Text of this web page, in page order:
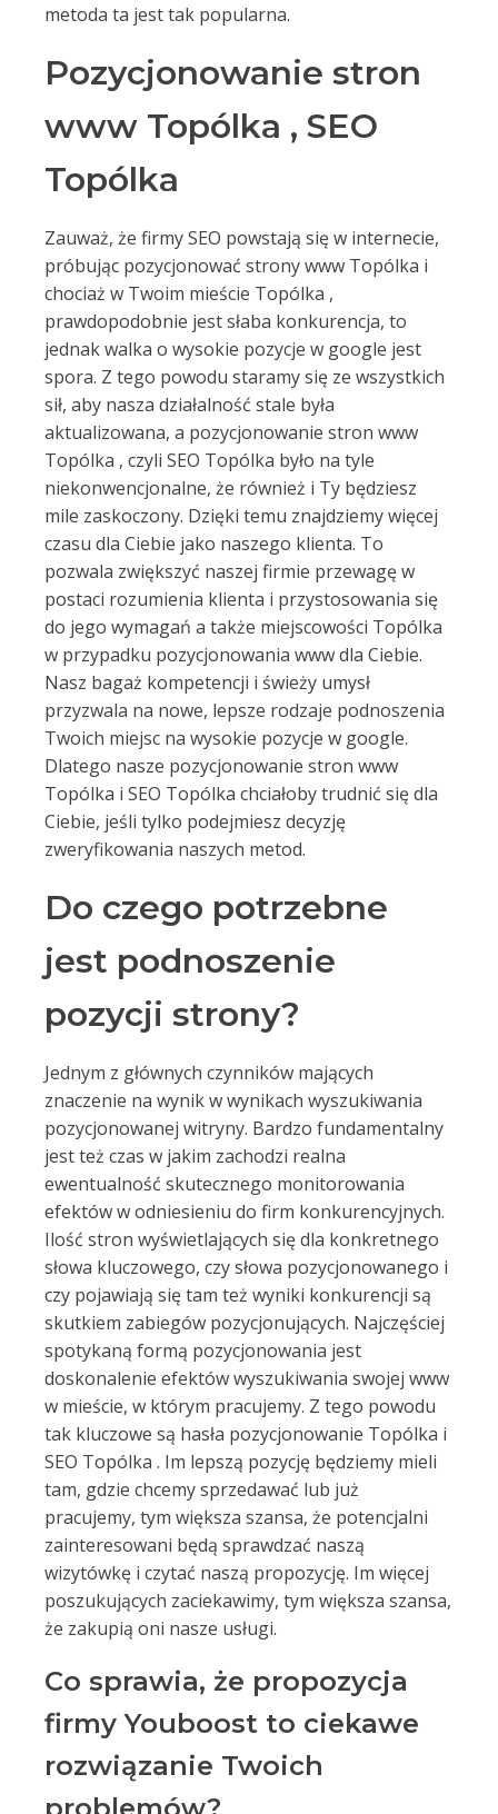
metoda ta jest tak popularna.
Pozycjonowanie stron
www Topólka , SEO
Topólka
Zauważ, że firmy SEO powstają się w internecie,
próbując pozycjonować strony www Topólka i
chociaż w Twoim mieście Topólka ,
prawdopodobnie jest słaba konkurencja, to
jednak walka o wysokie pozycje w google jest
spora. Z tego powodu staramy się ze wszystkich
sił, aby nasza działalność stale była
aktualizowana, a pozycjonowanie stron www
Topólka , czyli SEO Topólka było na tyle
niekonwencjonalne, że również i Ty będziesz
mile zaskoczony. Dzięki temu znajdziemy więcej
czasu dla Ciebie jako naszego klienta. To
pozwala zwiększyć naszej firmie przewagę w
postaci rozumienia klienta i przystosowania się
do jego wymagań a także miejscowości Topólka
w przypadku pozycjonowania www dla Ciebie.
Nasz bagaż kompetencji i świeży umysł
przyzwala na nowe, lepsze rodzaje podnoszenia
Twoich miejsc na wysokie pozycje w google.
Dlatego nasze pozycjonowanie stron www
Topólka i SEO Topólka chciałoby trudnić się dla
Ciebie, jeśli tylko podejmiesz decyzję
zweryfikowania naszych metod.
Do czego potrzebne
jest podnoszenie
pozycji strony?
Jednym z głównych czynników mających
znaczenie na wynik w wynikach wyszukiwania
pozycjonowanej witryny. Bardzo fundamentalny
jest też czas w jakim zachodzi realna
ewentualność skutecznego monitorowania
efektów w odniesieniu do firm konkurencyjnych.
Ilość stron wyświetlających się dla konkretnego
słowa kluczowego, czy słowa pozycjonowanego i
czy pojawiają się tam też wyniki konkurencji są
skutkiem zabiegów pozycjonujących. Najczęściej
spotykaną formą pozycjonowania jest
doskonalenie efektów wyszukiwania swojej www
w mieście, w którym pracujemy. Z tego powodu
tak kluczowe są hasła pozycjonowanie Topólka i
SEO Topólka . Im lepszą pozycję będziemy mieli
tam, gdzie chcemy sprzedawać lub już
pracujemy, tym większa szansa, że potencjalni
zainteresowani będą sprawdzać naszą
wizytówkę i czytać naszą propozycję. Im więcej
poszukujących zaciekawimy, tym większa szansa,
że zakupią oni nasze usługi.
Co sprawia, że propozycja
firmy Youboost to ciekawe
rozwiązanie Twoich